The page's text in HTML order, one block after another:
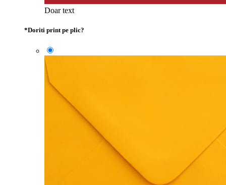
Doar text
*Doriti print pe plic?